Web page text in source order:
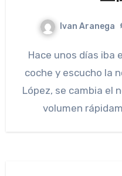
Ivan Aranega
Hace unos días iba escuchando la radio en el
coche y escucho la
López, se cambia el
volumen